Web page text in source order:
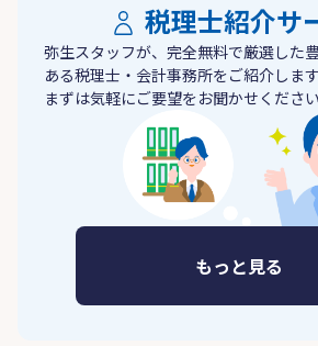
税理士紹介サ
弥生スタッフが、完全無料で厳選した
ある税理士・会計事務所をご紹介します
まずは気軽にご要望をお聞かせください
もっと見る